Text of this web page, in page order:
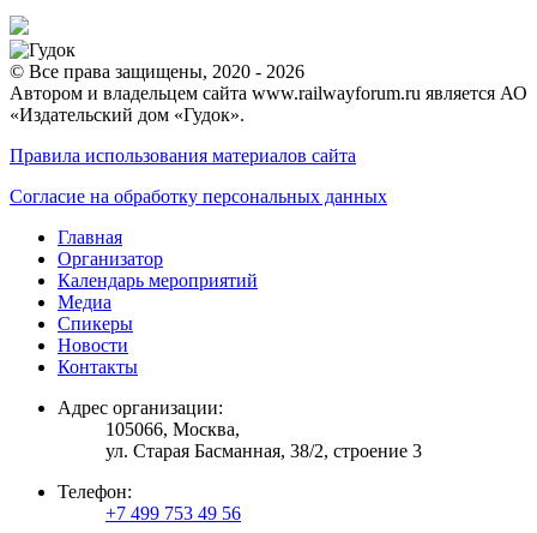
© Все права защищены, 2020 - 2026
Автором и владельцем сайта www.railwayforum.ru является АО
«Издательский дом «Гудок».
Правила использования материалов сайта
Согласие на обработку персональных данных
Главная
Организатор
Календарь мероприятий
Медиа
Спикеры
Новости
Контакты
Адрес организации:
105066, Москва,
ул. Старая Басманная, 38/2, строение 3
Телефон:
+7 499 753 49 56